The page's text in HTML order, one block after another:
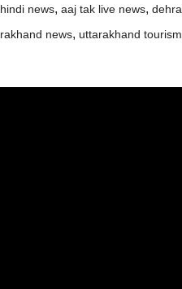
news, aaj tak live news,
news, uttarakhand tourism